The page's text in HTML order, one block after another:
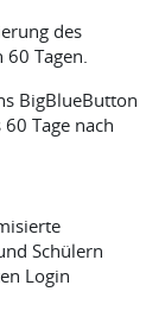
des
Tagen.
BigBlueButton
Tage nach
Schülern
Login